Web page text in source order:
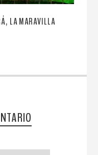
LA MARAVILLA